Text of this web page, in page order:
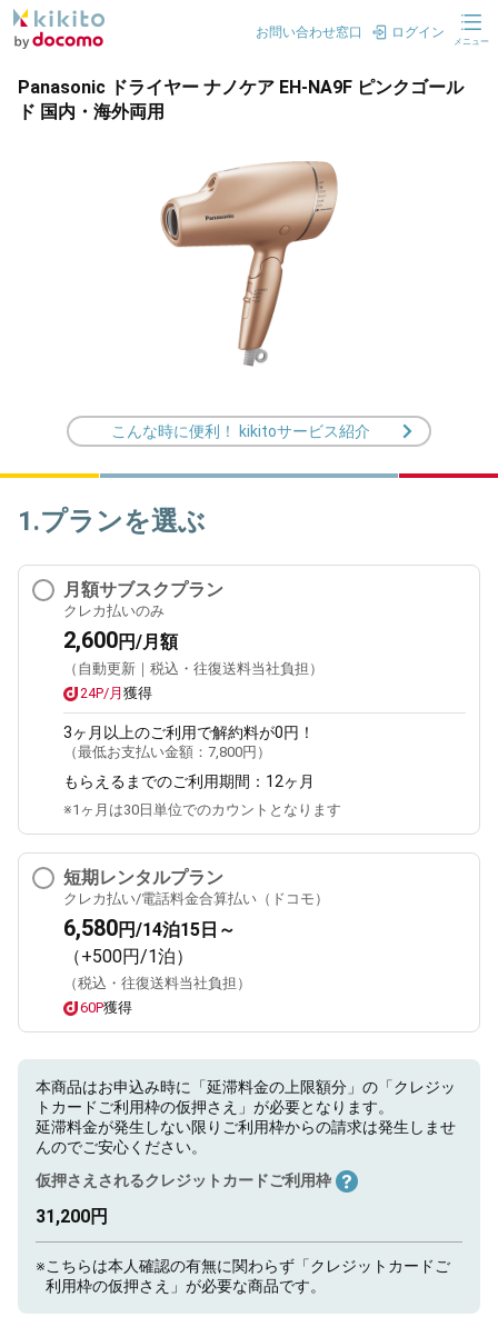
お問い合わせ窓口 ログイン
メニュー
Panasonic ドライヤー ナノケア EH-NA9F ピンクゴール
ド 国内・海外両用
こんな時に便利！ kikitoサービス紹介
1.プランを選ぶ
月額サブスクプラン
クレカ払いのみ
2,600円/月額
（自動更新｜税込・往復送料当社負担）
24P/月 獲得
3ヶ月 以上のご利用で解約料が0円！
（最低お支払い金額： 7,800円 ）
もらえるまでのご利用期間： 12ヶ月
※1ヶ月は30日単位でのカウントとなります
短期レンタルプラン
クレカ払い/電話料金合算払い（ドコモ）
6,580円/14泊15日～
（+500円/1泊）
（税込・往復送料当社負担）
60P獲得
本商品はお申込み時に「延滞料金の上限額分」の「クレジッ
トカードご利用枠の仮押さえ」が必要となります。
延滞料金が発生しない限りご利用枠からの請求は発生しませ
んのでご安心ください。
仮押さえされるクレジットカードご利用枠
31,200円
※こちらは本人確認の有無に関わらず「クレジットカードご
利用枠の仮押さえ」が必要な商品です。